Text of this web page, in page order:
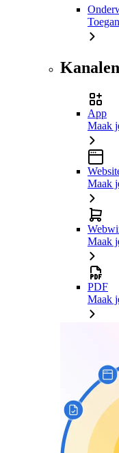
Kanalen
App
Maak
Maak
Maak
PDF
Maak